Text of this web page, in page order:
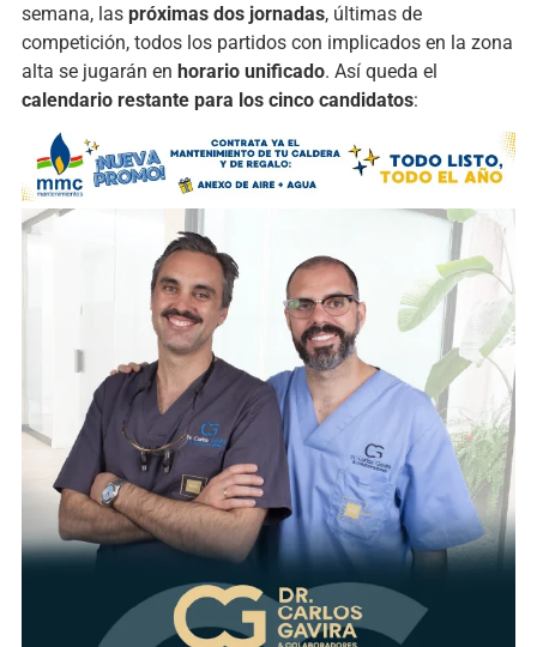
semana, las próximas dos jornadas, últimas de
competición, todos los partidos con implicados en la zona
alta se jugarán en horario unificado. Así queda el
calendario restante para los cinco candidatos: